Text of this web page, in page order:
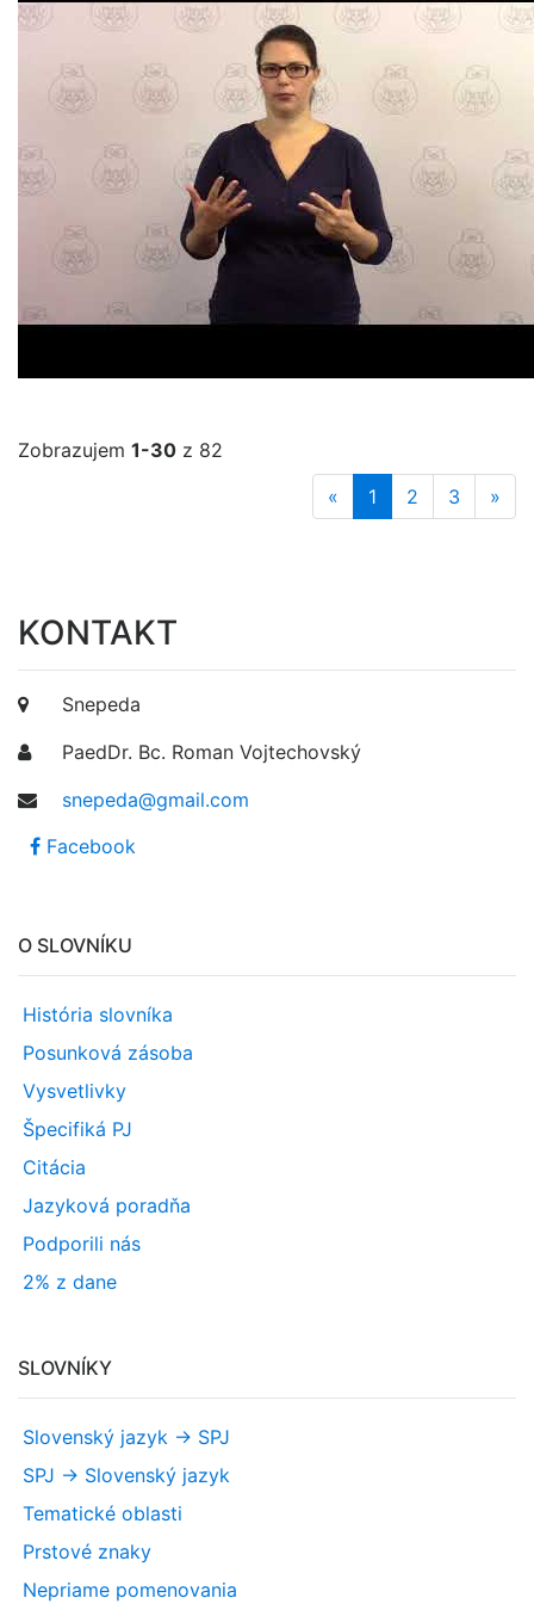
Zobrazujem 1-30 z 82
«
1 2 3 »
KONTAKT
Snepeda
PaedDr. Bc. Roman Vojtechovský
snepeda@gmail.com
Facebook
O SLOVNÍKU
História slovníka
Posunková zásoba
Vysvetlivky
Špecifiká PJ
Citácia
Jazyková poradňa
Podporili nás
2% z dane
SLOVNÍKY
Slovenský jazyk -> SPJ
SPJ -> Slovenský jazyk
Tematické oblasti
Prstové znaky
Nepriame pomenovania